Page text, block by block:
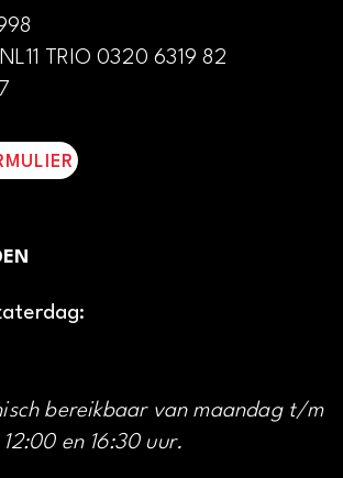
TRIO 0320 6319 82
bereikbaar van maandag t/m
en 16:30 uur.